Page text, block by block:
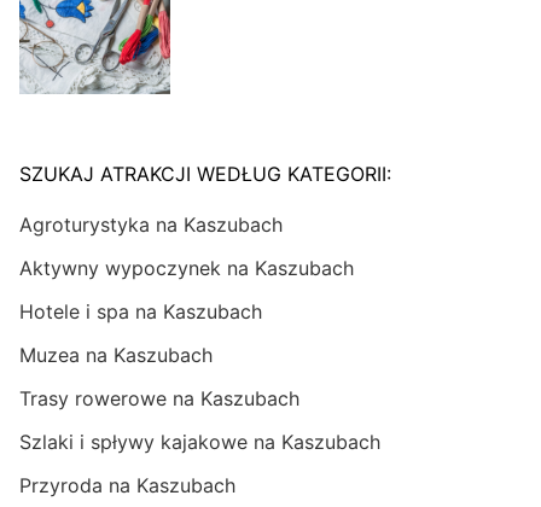
SZUKAJ ATRAKCJI WEDŁUG KATEGORII:
Agroturystyka na Kaszubach
Aktywny wypoczynek na Kaszubach
Hotele i spa na Kaszubach
Muzea na Kaszubach
Trasy rowerowe na Kaszubach
Szlaki i spływy kajakowe na Kaszubach
Przyroda na Kaszubach